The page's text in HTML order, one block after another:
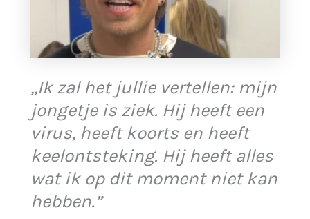
,,Ik zal het jullie vertellen: mijn
jongetje is ziek. Hij heeft een
virus, heeft koorts en heeft
keelontsteking. Hij heeft alles
wat ik op dit moment niet kan
hebben.”